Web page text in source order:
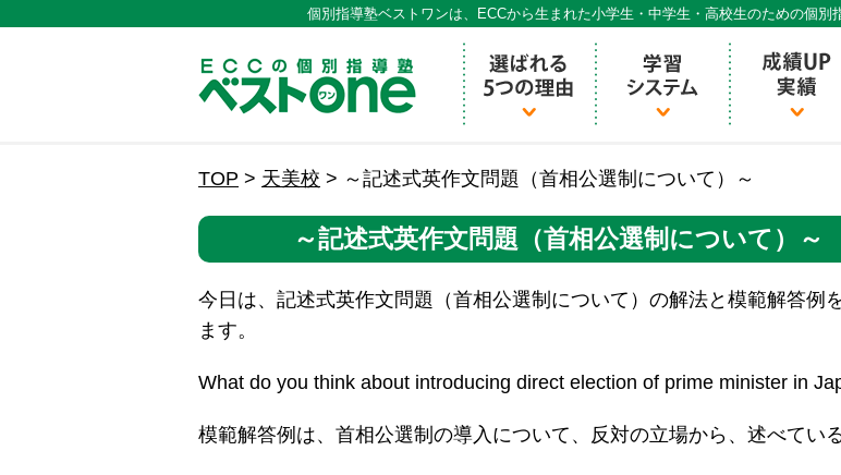
個別指導塾ベストワンは、ECCから生まれた小学生・中学生・高校生のための個
ECCの個別指導ECCベストワン
TOP > 天美校 > ～記述式英作文問題（首相公選制について）～
～記述式英作文問題（首相公選制について）～
今日は、記述式英作文問題（首相公選制について）の解法と模範解答例
ます。
What do you think about introducing direct election of prime minister in
模範解答例は、首相公選制の導入について、反対の立場から、述べている